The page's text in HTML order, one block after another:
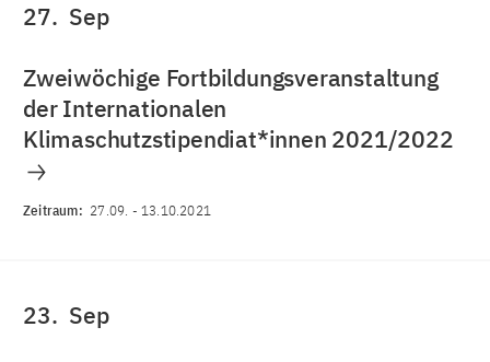
27. Sep
Zweiwöchige Fortbildungsveranstaltung
der Internationalen
Klimaschutzstipendiat*innen 2021/2022
Zeitraum: 27.09. -13.10.2021
23. Sep